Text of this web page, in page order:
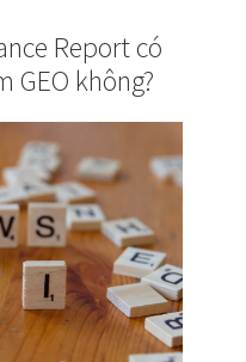
Report có
GEO không?